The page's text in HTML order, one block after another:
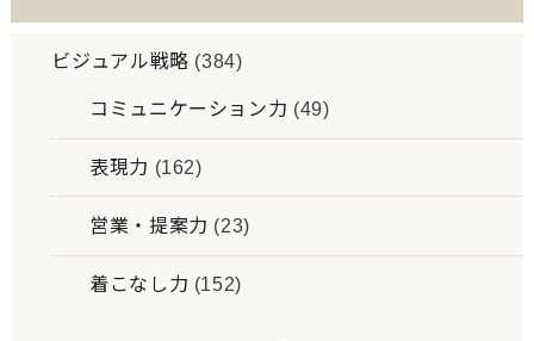
ビジュアル戦略 (384)
コミュニケーション力 (49)
表現力 (162)
営業・提案力 (23)
着こなし力 (152)